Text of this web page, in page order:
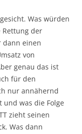
Was würden
Rettung der
dann einen
von
genau das ist
für den
nur annähernd
und was die Folge
zieht seinen
Was dann